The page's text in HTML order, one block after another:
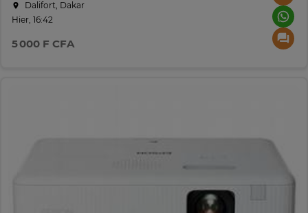
Dalifort, Dakar
Hier, 16:42
5 000 F CFA